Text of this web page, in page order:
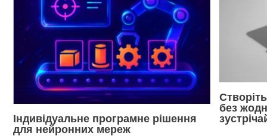
Індивідуальне програмне рішення
для нейронних мереж
без